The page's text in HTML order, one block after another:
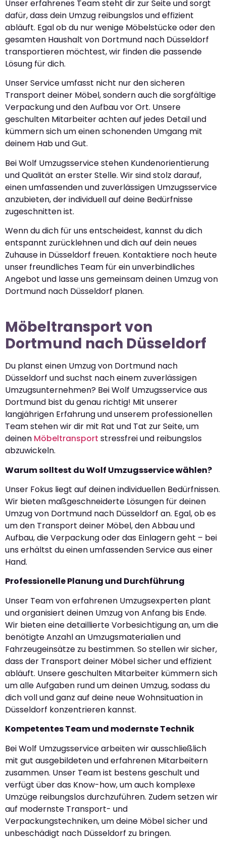
Unser erfahrenes Team steht dir zur Seite und sorgt
dafür, dass dein Umzug reibungslos und effizient
abläuft. Egal ob du nur wenige Möbelstücke oder den
gesamten Haushalt von Dortmund nach Düsseldorf
transportieren möchtest, wir finden die passende
Lösung für dich.
Unser Service umfasst nicht nur den sicheren
Transport deiner Möbel, sondern auch die sorgfältige
Verpackung und den Aufbau vor Ort. Unsere
geschulten Mitarbeiter achten auf jedes Detail und
kümmern sich um einen schonenden Umgang mit
deinem Hab und Gut.
Bei Wolf Umzugsservice stehen Kundenorientierung
und Qualität an erster Stelle. Wir sind stolz darauf,
einen umfassenden und zuverlässigen Umzugsservice
anzubieten, der individuell auf deine Bedürfnisse
zugeschnitten ist.
Wenn du dich für uns entscheidest, kannst du dich
entspannt zurücklehnen und dich auf dein neues
Zuhause in Düsseldorf freuen. Kontaktiere noch heute
unser freundliches Team für ein unverbindliches
Angebot und lasse uns gemeinsam deinen Umzug von
Dortmund nach Düsseldorf planen.
Möbeltransport von
Dortmund nach Düsseldorf
Du planst einen Umzug von Dortmund nach
Düsseldorf und suchst nach einem zuverlässigen
Umzugsunternehmen? Bei Wolf Umzugsservice aus
Dortmund bist du genau richtig! Mit unserer
langjährigen Erfahrung und unserem professionellen
Team stehen wir dir mit Rat und Tat zur Seite, um
deinen Möbeltransport stressfrei und reibungslos
abzuwickeln.
Warum solltest du Wolf Umzugsservice wählen?
Unser Fokus liegt auf deinen individuellen Bedürfnissen.
Wir bieten maßgeschneiderte Lösungen für deinen
Umzug von Dortmund nach Düsseldorf an. Egal, ob es
um den Transport deiner Möbel, den Abbau und
Aufbau, die Verpackung oder das Einlagern geht – bei
uns erhältst du einen umfassenden Service aus einer
Hand.
Professionelle Planung und Durchführung
Unser Team von erfahrenen Umzugsexperten plant
und organisiert deinen Umzug von Anfang bis Ende.
Wir bieten eine detaillierte Vorbesichtigung an, um die
benötigte Anzahl an Umzugsmaterialien und
Fahrzeugeinsätze zu bestimmen. So stellen wir sicher,
dass der Transport deiner Möbel sicher und effizient
abläuft. Unsere geschulten Mitarbeiter kümmern sich
um alle Aufgaben rund um deinen Umzug, sodass du
dich voll und ganz auf deine neue Wohnsituation in
Düsseldorf konzentrieren kannst.
Kompetentes Team und modernste Technik
Bei Wolf Umzugsservice arbeiten wir ausschließlich
mit gut ausgebildeten und erfahrenen Mitarbeitern
zusammen. Unser Team ist bestens geschult und
verfügt über das Know-how, um auch komplexe
Umzüge reibungslos durchzuführen. Zudem setzen wir
auf modernste Transport- und
Verpackungstechniken, um deine Möbel sicher und
unbeschädigt nach Düsseldorf zu bringen.